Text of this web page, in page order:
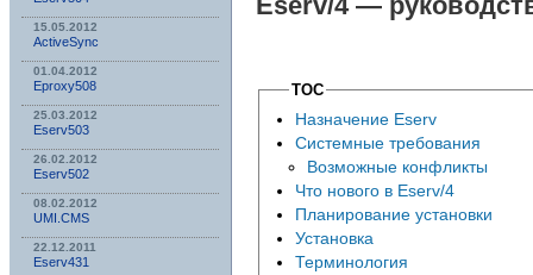
15.05.2012
ActiveSync
01.04.2012
Eproxy508
25.03.2012
Eserv503
26.02.2012
Eserv502
08.02.2012
UMI.CMS
22.12.2011
Eserv431
TOC
Назначение Eserv
Системные требования
Возможные конфликты
Что нового в Eserv/4
Планирование установки
Установка
Терминология